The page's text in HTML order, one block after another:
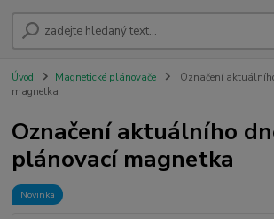
Úvod Magnetické plánovače
Označení
magnetka
Označení aktuálního
plánovací magnetka
Novinka